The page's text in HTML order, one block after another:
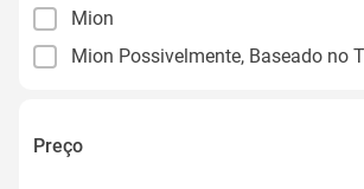
Mion
Mion Possivelmente, Baseado no
Preço